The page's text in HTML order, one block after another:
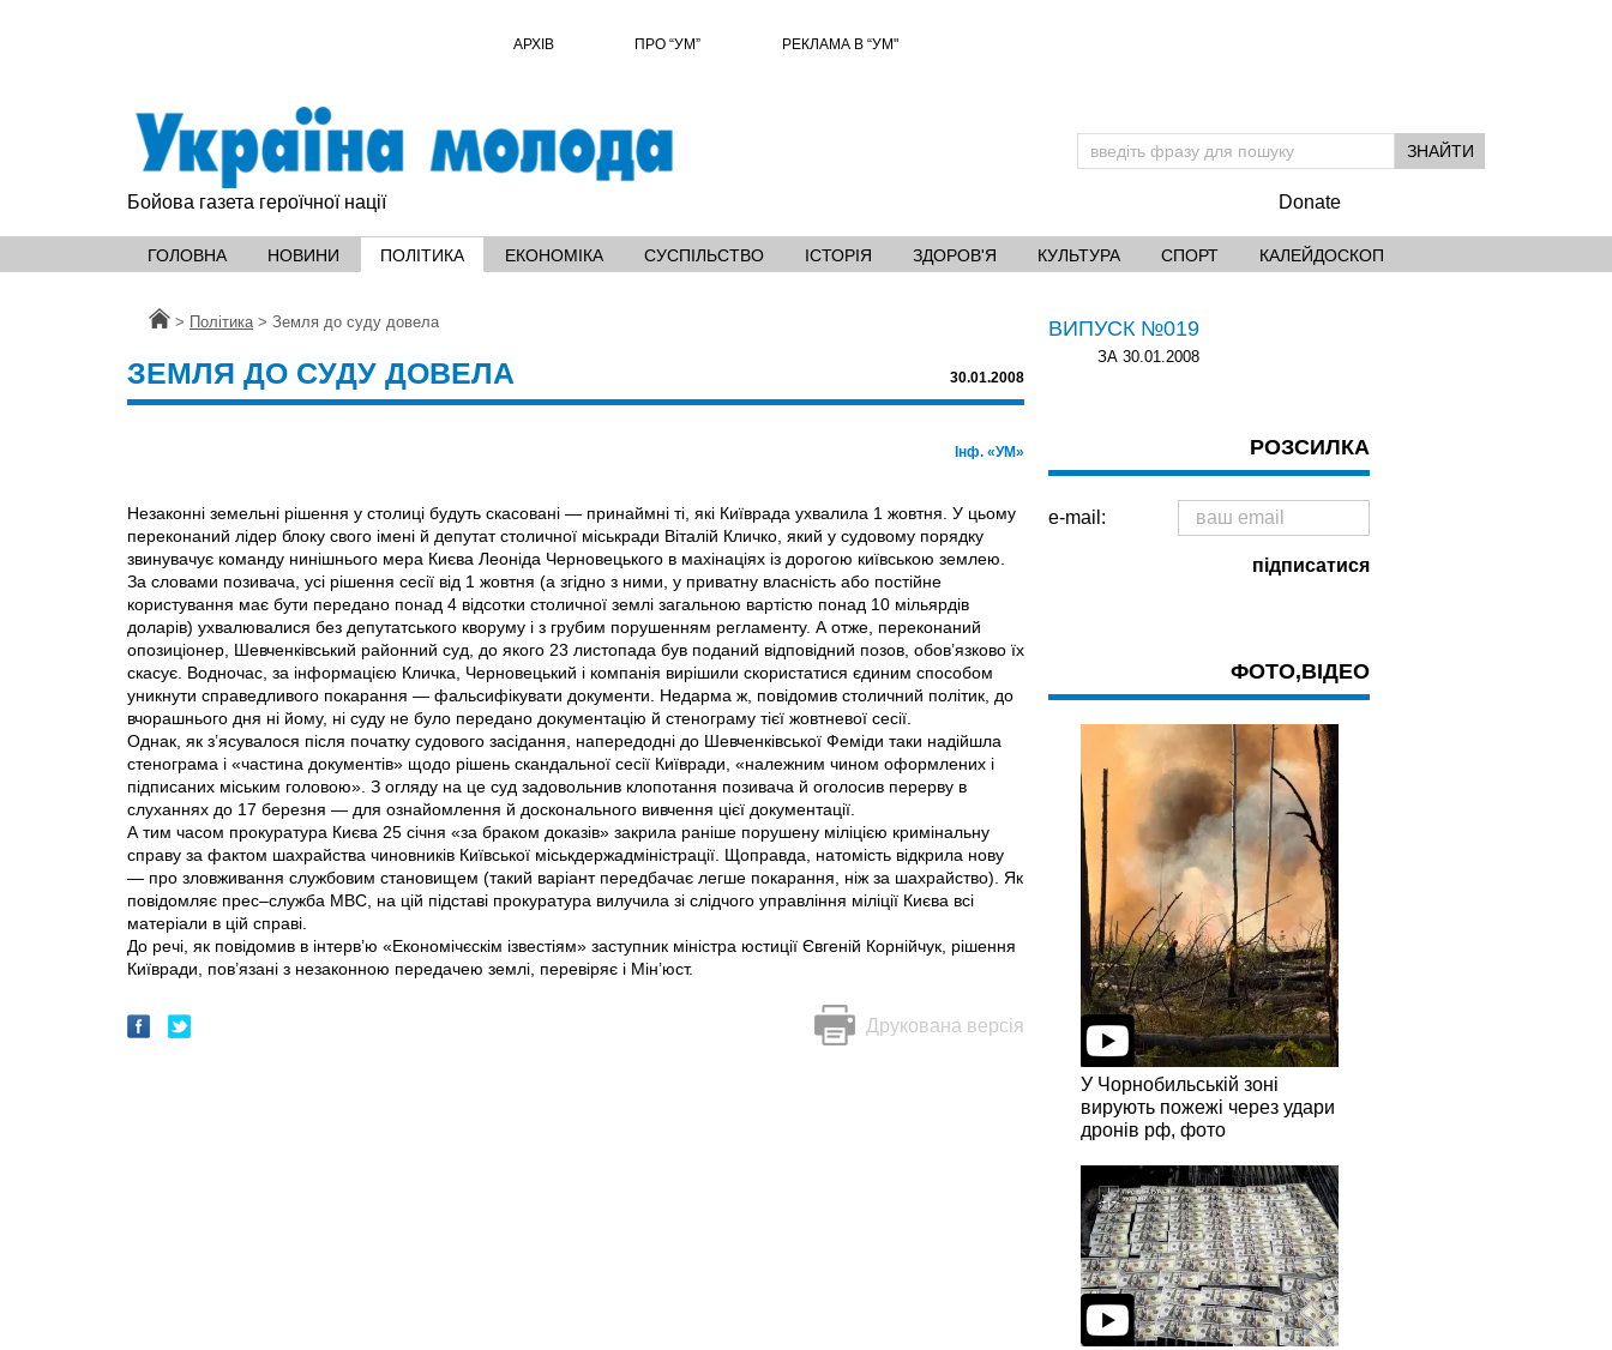
АРХІВ ПРО “УМ” РЕКЛАМА В “УМ"
Бойова газета героїчної нації Donate
ГОЛОВНА НОВИНИ ПОЛІТИКА ЕКОНОМІКА СУСПІЛЬСТВО ІСТОРІЯ ЗДОРОВ'Я КУЛЬТУРА СПОРТ КАЛЕЙДОСКОП
Головна
> Політика > Земля до суду довела
ЗЕМЛЯ ДО СУДУ ДОВЕЛА 30.01.2008
Інф. «УМ»
Незаконні земельні рішення у столиці будуть скасовані — принаймні ті, які Київрада ухвалила 1 жовтня. У цьому
переконаний лідер блоку свого імені й депутат столичної міськради Віталій Кличко, який у судовому порядку
звинувачує команду нинішнього мера Ки­єва Леоніда Черновецького в махінаціях із дорогою київською землею.
За словами позивача, усі рішення сесії від 1 жовтня (а згідно з ними, у приватну власність або постійне
користування має бути передано понад 4 відсотки столичної землі загальною вартістю понад 10 мільярдів
доларів) ухвалювалися без депутатського кворуму і з грубим порушенням регламенту. А отже, переконаний
опозиціонер, Шевченківський районний суд, до якого 23 листопада був поданий відповідний позов, обов’язково їх
скасує. Водночас, за інформацією Кличка, Черновецький і компанія вирішили скористатися єдиним способом
уникнути справедливого покарання — фальсифікувати документи. Недарма ж, повідомив столичний політик, до
вчорашнього дня ні йому, ні суду не було передано документацію й стенограму тієї жовтневої сесії.
Однак, як з’ясувалося після початку судового засідання, напередодні до Шевченківської Феміди таки надійшла
стенограма і «частина документів» щодо рішень скандальної сесії Київради, «належним чином оформлених і
підписаних міським головою». З огляду на це суд задовольнив клопотання позивача й оголосив перерву в
слуханнях до 17 березня — для ознайомлення й досконального вивчення цієї документації.
А тим часом прокуратура Києва 25 січня «за браком доказів» закрила раніше порушену міліцією кримінальну
справу за фактом шахрайства чиновників Київської міськдержадміністрації. Щоправда, натомість відкрила нову
— про зловживання службовим становищем (такий варіант передбачає легше покарання, ніж за шахрайство). Як
повідомляє прес–служба МВС, на цій підставі прокуратура вилучила зі слідчого управління міліції Києва всі
матеріали в цій справі.
До речі, як повідомив в інтерв’ю «Економічєскім ізвестіям» зас­туп­ник міністра юстиції Євгеній Корнійчук, рішення
Київради, пов’язані з незаконною передачею землі, перевіряє і Мін’юст.
Друкована версія
ВИПУСК №019
ЗА 30.01.2008
РОЗСИЛКА
e-mail:
ФОТО,ВІДЕО
У Чорнобильській зоні
вирують пожежі через удари
дронів рф, фото